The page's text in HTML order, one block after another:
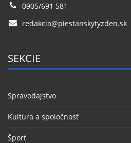
0905/691 581
redakcia@piestanskytyzden.sk
SEKCIE
Spravodajstvo
Kultúra a spoločnosť
Šport